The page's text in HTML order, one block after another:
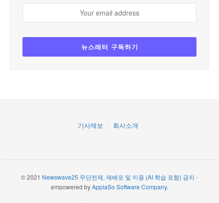
기사제보 회사소개
© 2021 Newswave25 무단전재, 재배포 및 이용 (AI 학습 포함) 금지 -
empowered byApplaSo Software Company.